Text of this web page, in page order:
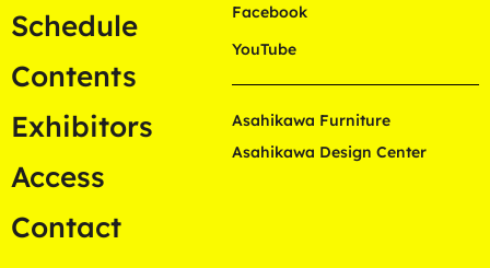
Schedule
Contents
Exhibitors
Access
Contact
Facebook
YouTube
Asahikawa Furniture
Asahikawa Design Center